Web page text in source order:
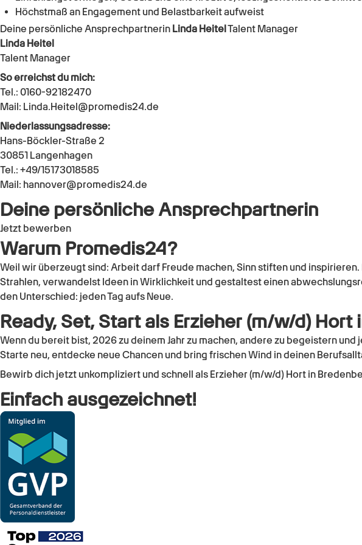
Höchstmaß an Engagement und Belastbarkeit aufweist
Deine persönliche Ansprechpartnerin Linda HeitelTalent Manager
Linda Heitel
Talent Manager
So erreichst du mich:
Tel.: 0160-92182470
Mail: Linda.Heitel@promedis24.de
Niederlassungsadresse:
Hans-Böckler-Straße 2
30851 Langenhagen
Tel.: +49/15173018585
Mail: hannover@promedis24.de
Deine persönliche Ansprechpartnerin
Jetzt bewerben
Warum Promedis24?
Weil wir überzeugt sind: Arbeit darf Freude machen, Sinn stiften und
Strahlen, verwandelst Ideen in Wirklichkeit und gestaltest einen
den Unterschied: jeden Tag aufs Neue.
Ready, Set, Start als Erzieher (m/w/d) Hort
Wenn du bereit bist, 2026 zu deinem Jahr zu machen, andere zu begeistern
Starte neu, entdecke neue Chancen und bring frischen Wind in deinen
Bewirb dich jetzt unkompliziert und schnell als Erzieher (m/w/d) Hort in
Einfach ausgezeichnet!